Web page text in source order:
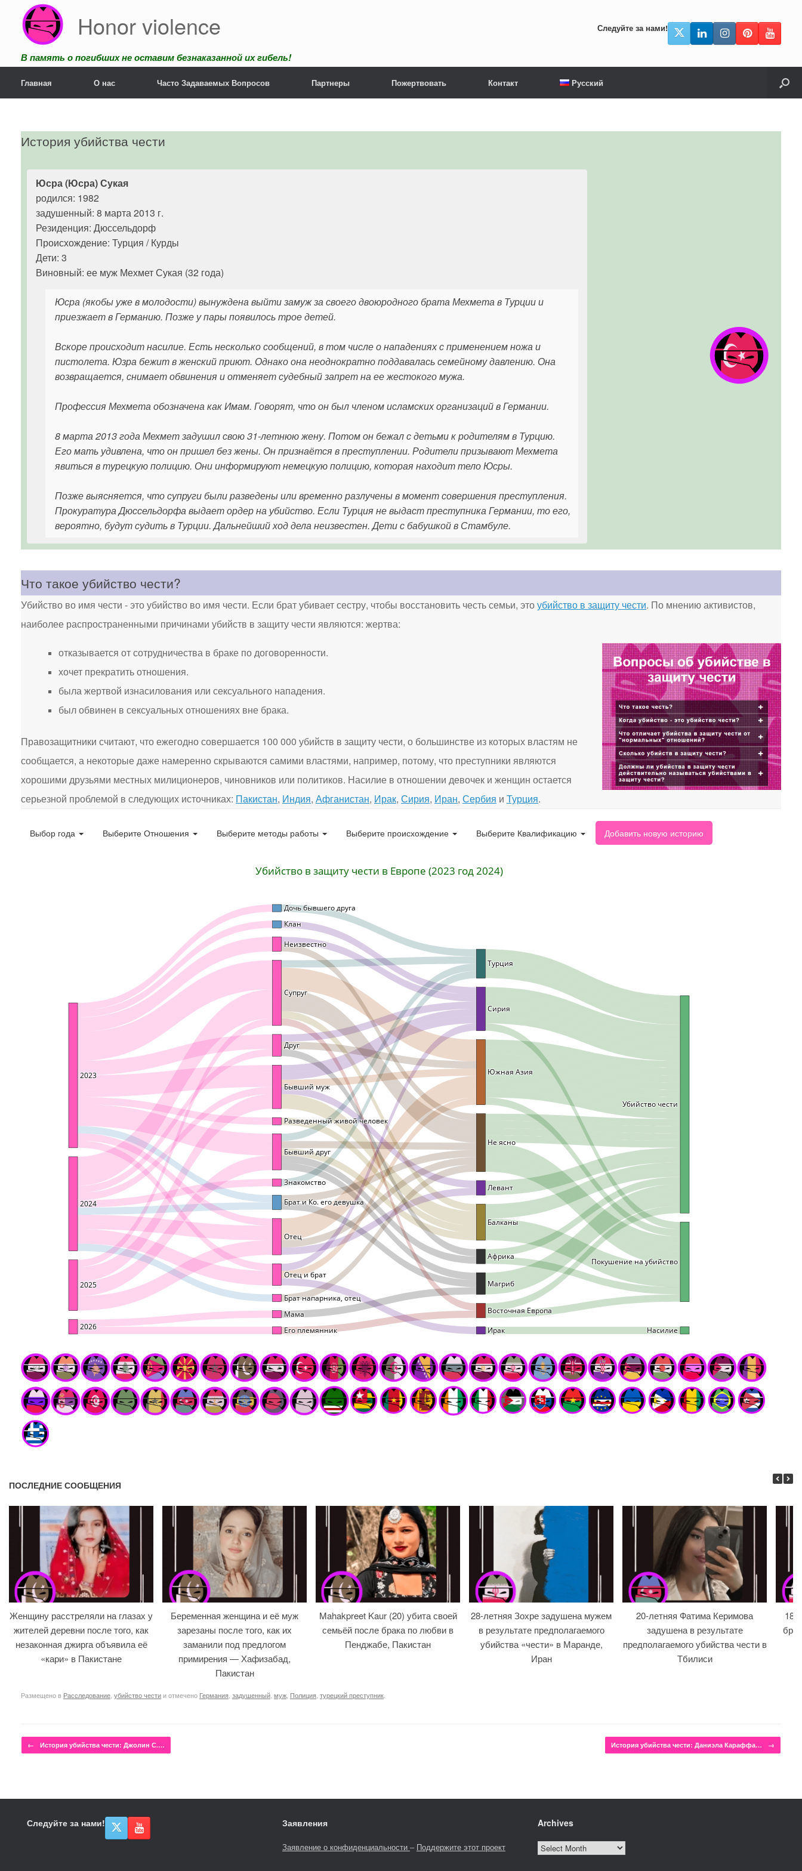
содержанию
Honor violence
В память о погибших не оставим безнаказанной их гибель!
Следуйте за нами!
Главная О нас Часто Задаваемых Вопросов Партнеры Пожертвовать Контакт Русский
История убийства чести
Юсра (Юсра) Сукая
родился: 1982
задушенный: 8 марта 2013 г.
Резиденция: Дюссельдорф
Происхождение: Турция / Курды
Дети: 3
Виновный: ее муж Мехмет Сукая (32 года)
Юсра (якобы уже в молодости) вынуждена выйти замуж за своего двоюродного брата Мехмета в Турции и
приезжает в Германию. Позже у пары появилось трое детей.
Вскоре происходит насилие. Есть несколько сообщений, в том числе о нападениях с применением ножа и
пистолета. Юзра бежит в женский приют. Однако она неоднократно поддавалась семейному давлению. Она
возвращается, снимает обвинения и отменяет судебный запрет на ее жестокого мужа.
Профессия Мехмета обозначена как Имам. Говорят, что он был членом исламских организаций в Германии.
8 марта 2013 года Мехмет задушил свою 31-летнюю жену. Потом он бежал с детьми к родителям в Турцию.
Его мать удивлена, что он пришел без жены. Он признаётся в преступлении. Родители призывают Мехмета
явиться в турецкую полицию. Они информируют немецкую полицию, которая находит тело Юсры.
Позже выясняется, что супруги были разведены или временно разлучены в момент совершения преступления.
Прокуратура Дюссельдорфа выдает ордер на убийство. Если Турция не выдаст преступника Германии, то его,
вероятно, будут судить в Турции. Дальнейший ход дела неизвестен. Дети с бабушкой в Стамбуле.
Что такое убийство чести?
Убийство во имя чести - это убийство во имя чести. Если брат убивает сестру, чтобы восстановить честь семьи, этоубийство в защиту чести. По мнению активистов,
наиболее распространенными причинами убийств в защиту чести являются: жертва:
отказывается от сотрудничества в браке по договоренности.
хочет прекратить отношения.
была жертвой изнасилования или сексуального нападения.
был обвинен в сексуальных отношениях вне брака.
Правозащитники считают, что ежегодно совершается 100 000 убийств в защиту чести, о большинстве из которых властям не
сообщается, а некоторые даже намеренно скрываются самими властями, например, потому, что преступники являются
хорошими друзьями местных милиционеров, чиновников или политиков. Насилие в отношении девочек и женщин остается
серьезной проблемой в следующих источниках: Пакистан, Индия, Афганистан, Ирак, Сирия, Иран, Сербия и Турция.
ПОСЛЕДНИЕ СООБЩЕНИЯ
Женщину расстреляли на глазах у
жителей деревни после того, как
незаконная джирга объявила её
«кари» в Пакистане
Беременная женщина и её муж
зарезаны после того, как их
заманили под предлогом
примирения — Хафизабад,
Пакистан
Mahakpreet Kaur (20) убита своей
семьёй после брака по любви в
Пенджабе, Пакистан
28-летняя Зохре задушена мужем
в результате предполагаемого
убийства «чести» в Маранде,
Иран
20-летняя Фатима Керимова
задушена в результате
предполагаемого убийства чести в
Тбилиси
18-
Размещено в Расследование убийство честии отмечено Германия задушенный муж Полиция турецкий преступник
Навигация по записям
← История убийства чести: Джолин С.… История убийства чести: Даниэла Караффа… →
Следуйте за нами! Заявления
Заявление о конфиденциальности – Поддержите этот проект
Archives
Archives